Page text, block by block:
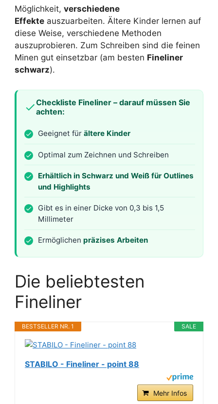
Möglichkeit, verschiedene
Effekte auszuarbeiten. Ältere Kinder lernen auf
diese Weise, verschiedene Methoden
auszuprobieren. Zum Schreiben sind die feinen
Minen gut einsetzbar (am besten Fineliner
schwarz).
Checkliste Fineliner – darauf müssen Sie
achten:
Geeignet für ältere Kinder
Optimal zum Zeichnen und Schreiben
Erhältlich in Schwarz und Weiß für Outlines
und Highlights
Gibt es in einer Dicke von 0,3 bis 1,5
Millimeter
Ermöglichen präzises Arbeiten
Die beliebtesten
Fineliner
SALE
BESTSELLER NR. 1
STABILO - Fineliner - point 88
Mehr Infos